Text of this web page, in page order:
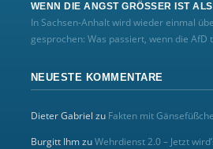
WENN DIE ANGST GRÖSSER IST ALS
In Sachsen-Anhalt wird wieder einmal
gesprochen: Was passiert, wenn die AfD
NEUESTE KOMMENTARE
Dieter Gabriel zu Fakten mit
Burgitt IhmzuWehrdienst 2.0 – Jetzt